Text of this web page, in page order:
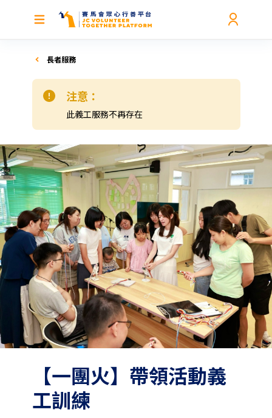
長者服務
注意：
此義工服務不再存在
【一團火】⁠帶領活動義
工訓練